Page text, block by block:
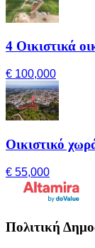
4 Οικιστικά
€ 100,000
Οικιστικό
€ 55,000
Πολιτική